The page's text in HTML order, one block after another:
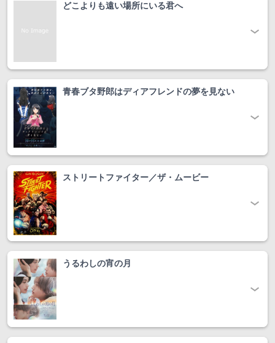
どこよりも遠い場所にいる君へ
青春ブタ野郎はディアフレンドの夢を見ない
ストリートファイター／ザ・ムービー
うるわしの宵の月